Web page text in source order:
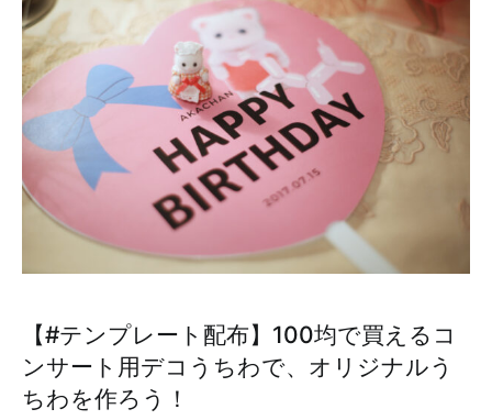
【#テンプレート配布】100均で買えるコ
ンサート用デコうちわで、オリジナルう
ちわを作ろう！